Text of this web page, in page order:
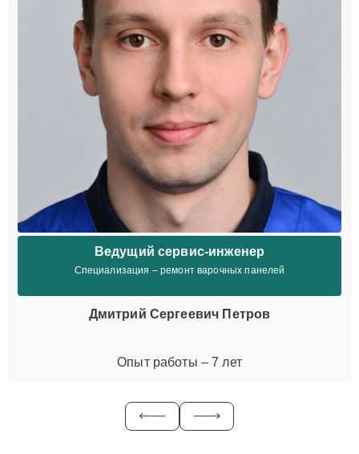
Ведущий сервис-инженер
Специализация – ремонт варочных панелей
Дмитрий Сергеевич Петров
Опыт работы – 7 лет